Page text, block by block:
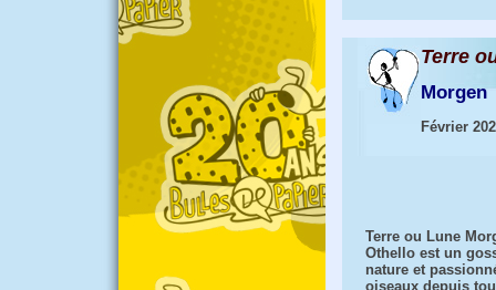
Terre
Morgen
Février
Terre ou Lune
Othello est un
nature et
oiseaux depuis